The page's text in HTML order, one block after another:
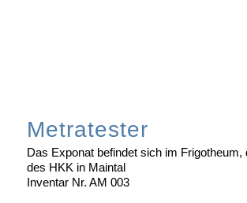
Metratester
Das Exponat befindet sich im Frigotheum,
des HKK in Maintal
Inventar Nr. AM 003